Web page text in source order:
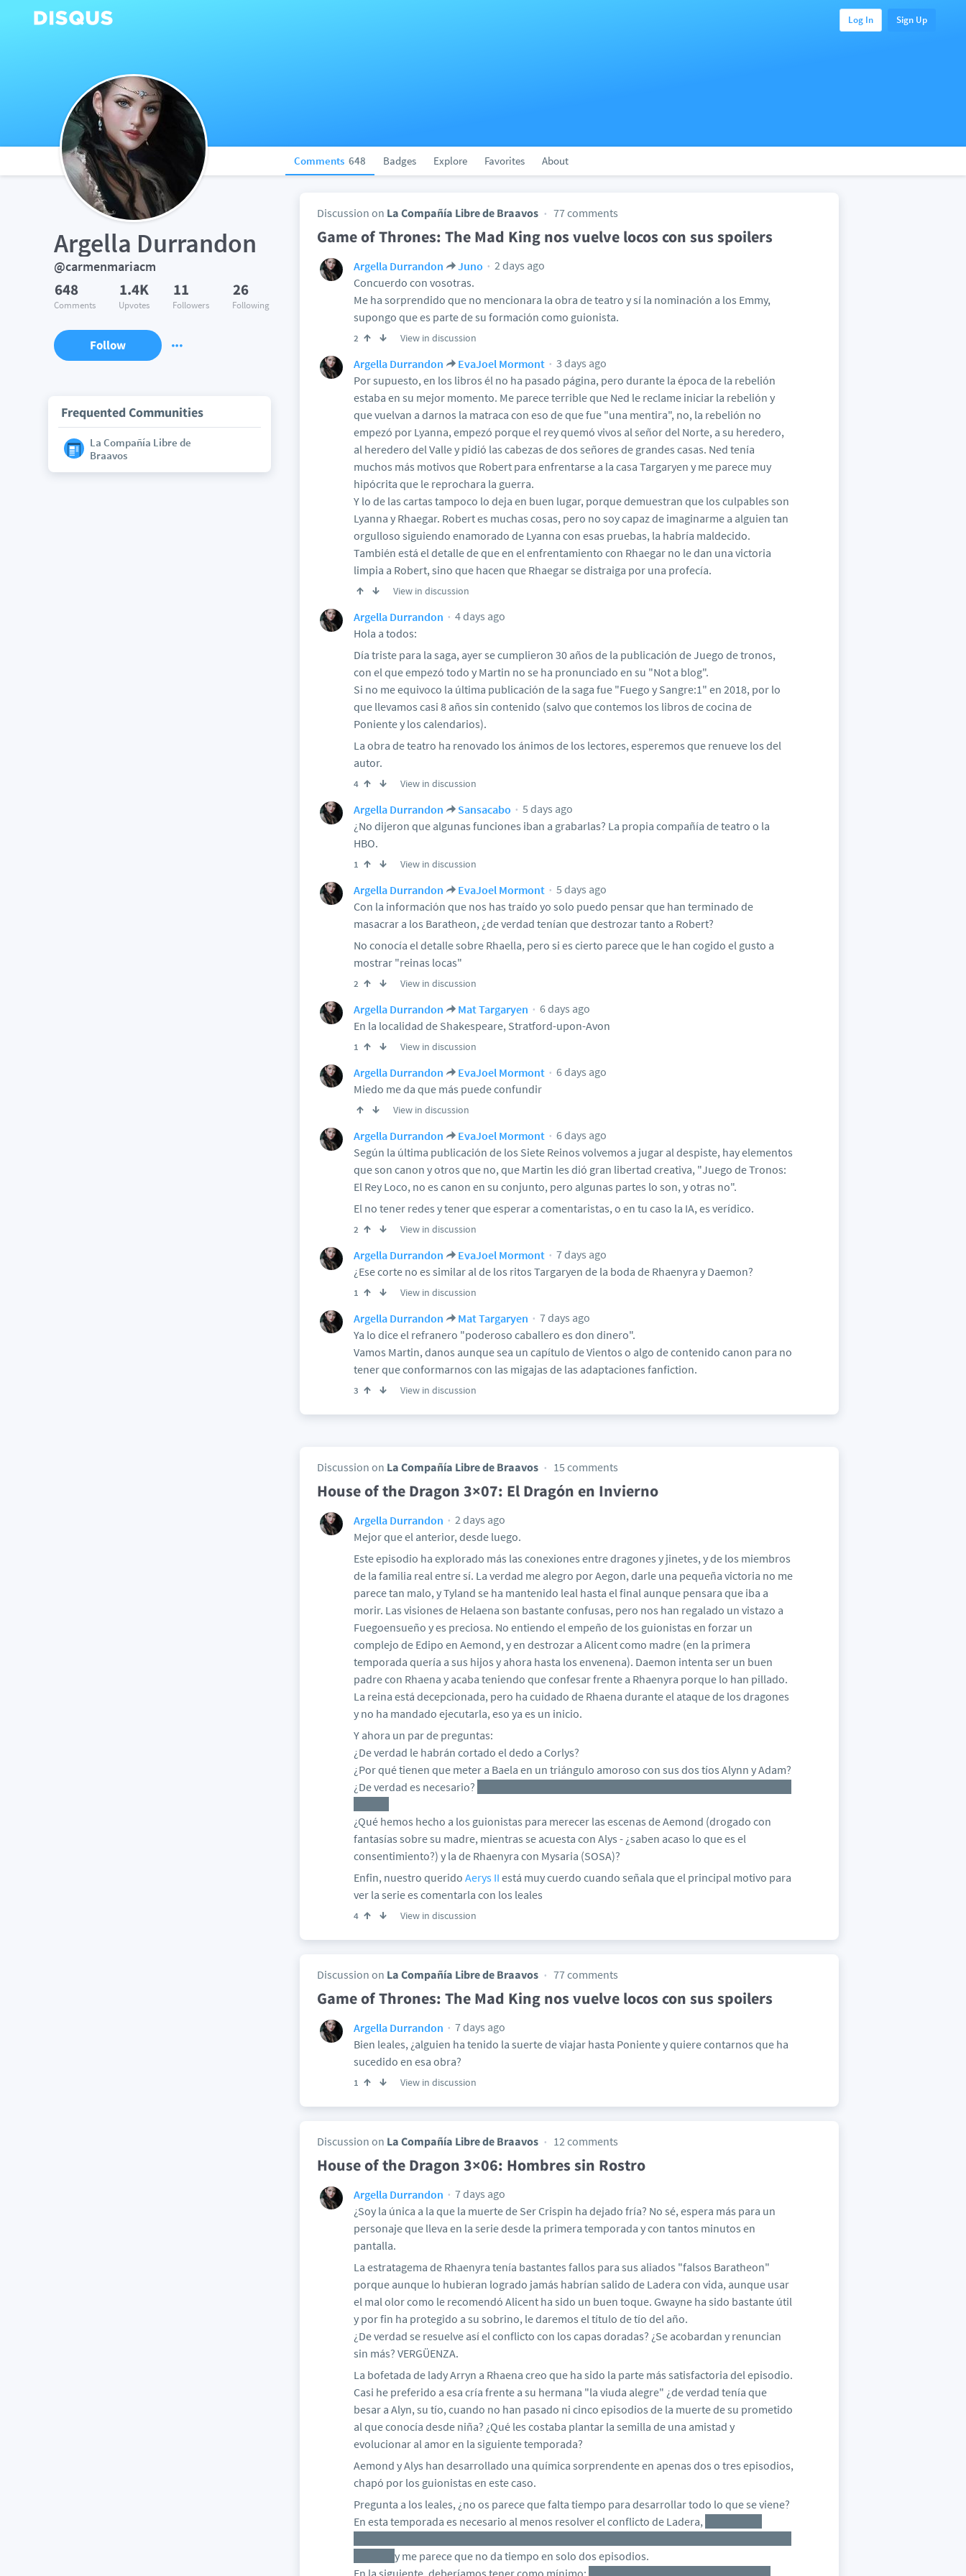
Log In Sign Up
Comments 648 Badges Explore Favorites About
Argella Durrandon
@carmenmariacm
648
Comments
1.4K
Upvotes
11
Followers
26
Following
Follow
Frequented Communities
La Compañía Libre de
Braavos
Discussion on La Compañía Libre de Braavos 77 comments
Game of Thrones: The Mad King nos vuelve locos con sus spoilers
Argella Durrandon Juno
2 days ago
Concuerdo con vosotras.
Me ha sorprendido que no mencionara la obra de teatro y sí la nominación a los Emmy,
supongo que es parte de su formación como guionista.
2 View in discussion
Argella Durrandon EvaJoel Mormont
3 days ago
Por supuesto, en los libros él no ha pasado página, pero durante la época de la rebelión
estaba en su mejor momento. Me parece terrible que Ned le reclame iniciar la rebelión y
que vuelvan a darnos la matraca con eso de que fue "una mentira", no, la rebelión no
empezó por Lyanna, empezó porque el rey quemó vivos al señor del Norte, a su heredero,
al heredero del Valle y pidió las cabezas de dos señores de grandes casas. Ned tenía
muchos más motivos que Robert para enfrentarse a la casa Targaryen y me parece muy
hipócrita que le reprochara la guerra.
Y lo de las cartas tampoco lo deja en buen lugar, porque demuestran que los culpables son
Lyanna y Rhaegar. Robert es muchas cosas, pero no soy capaz de imaginarme a alguien tan
orgulloso siguiendo enamorado de Lyanna con esas pruebas, la habría maldecido.
También está el detalle de que en el enfrentamiento con Rhaegar no le dan una victoria
limpia a Robert, sino que hacen que Rhaegar se distraiga por una profecía.
View in discussion
Argella Durrandon
4 days ago
Hola a todos:
Día triste para la saga, ayer se cumplieron 30 años de la publicación de Juego de tronos,
con el que empezó todo y Martin no se ha pronunciado en su "Not a blog".
Si no me equivoco la última publicación de la saga fue "Fuego y Sangre:1" en 2018, por lo
que llevamos casi 8 años sin contenido (salvo que contemos los libros de cocina de
Poniente y los calendarios).
La obra de teatro ha renovado los ánimos de los lectores, esperemos que renueve los del
autor.
4 View in discussion
Argella Durrandon Sansacabo
5 days ago
¿No dijeron que algunas funciones iban a grabarlas? La propia compañía de teatro o la
HBO.
1 View in discussion
Argella Durrandon EvaJoel Mormont
5 days ago
Con la información que nos has traído yo solo puedo pensar que han terminado de
masacrar a los Baratheon, ¿de verdad tenían que destrozar tanto a Robert?
No conocía el detalle sobre Rhaella, pero si es cierto parece que le han cogido el gusto a
mostrar "reinas locas"
2 View in discussion
Argella Durrandon Mat Targaryen
6 days ago
En la localidad de Shakespeare, Stratford-upon-Avon
1 View in discussion
Argella Durrandon EvaJoel Mormont
6 days ago
Miedo me da que más puede confundir
View in discussion
Argella Durrandon EvaJoel Mormont
6 days ago
Según la última publicación de los Siete Reinos volvemos a jugar al despiste, hay elementos
que son canon y otros que no, que Martin les dió gran libertad creativa, "Juego de Tronos:
El Rey Loco, no es canon en su conjunto, pero algunas partes lo son, y otras no".
El no tener redes y tener que esperar a comentaristas, o en tu caso la IA, es verídico.
2 View in discussion
Argella Durrandon EvaJoel Mormont
7 days ago
¿Ese corte no es similar al de los ritos Targaryen de la boda de Rhaenyra y Daemon?
1 View in discussion
Argella Durrandon Mat Targaryen
7 days ago
Ya lo dice el refranero "poderoso caballero es don dinero".
Vamos Martin, danos aunque sea un capítulo de Vientos o algo de contenido canon para no
tener que conformarnos con las migajas de las adaptaciones fanfiction.
3 View in discussion
Discussion on La Compañía Libre de Braavos 15 comments
House of the Dragon 3×07: El Dragón en Invierno
Argella Durrandon
2 days ago
Mejor que el anterior, desde luego.
Este episodio ha explorado más las conexiones entre dragones y jinetes, y de los miembros
de la familia real entre sí. La verdad me alegro por Aegon, darle una pequeña victoria no me
parece tan malo, y Tyland se ha mantenido leal hasta el final aunque pensara que iba a
morir. Las visiones de Helaena son bastante confusas, pero nos han regalado un vistazo a
Fuegoensueño y es preciosa. No entiendo el empeño de los guionistas en forzar un
complejo de Edipo en Aemond, y en destrozar a Alicent como madre (en la primera
temporada quería a sus hijos y ahora hasta los envenena). Daemon intenta ser un buen
padre con Rhaena y acaba teniendo que confesar frente a Rhaenyra porque lo han pillado.
La reina está decepcionada, pero ha cuidado de Rhaena durante el ataque de los dragones
y no ha mandado ejecutarla, eso ya es un inicio.
Y ahora un par de preguntas:
¿De verdad le habrán cortado el dedo a Corlys?
¿Por qué tienen que meter a Baela en un triángulo amoroso con sus dos tíos Alynn y Adam?
¿De verdad es necesario?
¿Qué hemos hecho a los guionistas para merecer las escenas de Aemond (drogado con
fantasías sobre su madre, mientras se acuesta con Alys - ¿saben acaso lo que es el
consentimiento?) y la de Rhaenyra con Mysaria (SOSA)?
Enfin, nuestro querido Aerys II está muy cuerdo cuando señala que el principal motivo para
ver la serie es comentarla con los leales
4 View in discussion
Discussion on La Compañía Libre de Braavos 77 comments
Game of Thrones: The Mad King nos vuelve locos con sus spoilers
Argella Durrandon
7 days ago
Bien leales, ¿alguien ha tenido la suerte de viajar hasta Poniente y quiere contarnos que ha
sucedido en esa obra?
1 View in discussion
Discussion on La Compañía Libre de Braavos 12 comments
House of the Dragon 3×06: Hombres sin Rostro
Argella Durrandon
7 days ago
¿Soy la única a la que la muerte de Ser Crispin ha dejado fría? No sé, espera más para un
personaje que lleva en la serie desde la primera temporada y con tantos minutos en
pantalla.
La estratagema de Rhaenyra tenía bastantes fallos para sus aliados "falsos Baratheon"
porque aunque lo hubieran logrado jamás habrían salido de Ladera con vida, aunque usar
el mal olor como le recomendó Alicent ha sido un buen toque. Gwayne ha sido bastante útil
y por fin ha protegido a su sobrino, le daremos el título de tío del año.
¿De verdad se resuelve así el conflicto con los capas doradas? ¿Se acobardan y renuncian
sin más? VERGÜENZA.
La bofetada de lady Arryn a Rhaena creo que ha sido la parte más satisfactoria del episodio.
Casi he preferido a esa cría frente a su hermana "la viuda alegre" ¿de verdad tenía que
besar a Alyn, su tío, cuando no han pasado ni cinco episodios de la muerte de su prometido
al que conocía desde niña? ¿Qué les costaba plantar la semilla de una amistad y
evolucionar al amor en la siguiente temporada?
Aemond y Alys han desarrollado una química sorprendente en apenas dos o tres episodios,
chapó por los guionistas en este caso.
Pregunta a los leales, ¿no os parece que falta tiempo para desarrollar todo lo que se viene?
En esta temporada es necesario al menos resolver el conflicto de Ladera,
y me parece que no da tiempo en solo dos episodios.
En la siguiente, deberíamos tener como mínimo: